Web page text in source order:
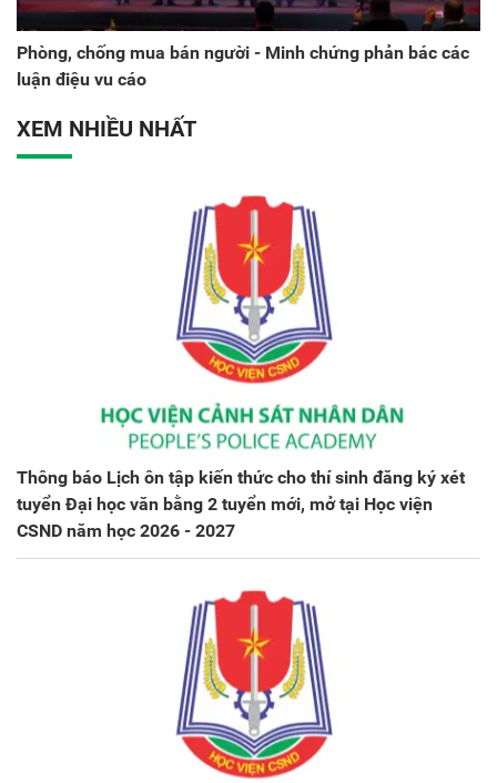
Phòng, chống mua bán người - Minh chứng phản bác các
luận điệu vu cáo
XEM NHIỀU NHẤT
Thông báo Lịch ôn tập kiến thức cho thí sinh đăng ký xét
tuyển Đại học văn bằng 2 tuyển mới, mở tại Học viện
CSND năm học 2026 - 2027